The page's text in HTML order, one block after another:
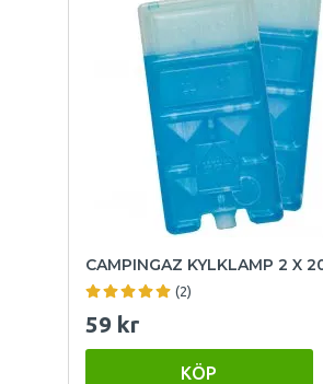
CAMPINGAZ KYLKLAMP 2 X
(2)
59 kr
KÖP